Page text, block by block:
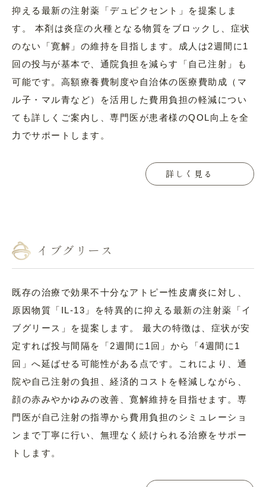
抑える最新の注射薬「デュピクセント」を提案しま
す。 本剤は炎症の火種となる物質をブロックし、症状
のない「寛解」の維持を目指します。成人は2週間に1
回の投与が基本で、通院負担を減らす「自己注射」も
可能です。高額療養費制度や自治体の医療費助成（マ
ル子・マル青など）を活用した費用負担の軽減につい
ても詳しくご案内し、専門医が患者様のQOL向上を全
力でサポートします。
詳しく見る
イブグリース
既存の治療で効果不十分なアトピー性皮膚炎に対し、
原因物質「IL-13」を特異的に抑える最新の注射薬「イ
ブグリース」を提案します。 最大の特徴は、症状が安
定すれば投与間隔を「2週間に1回」から「4週間に1
回」へ延ばせる可能性がある点です。これにより、通
院や自己注射の負担、経済的コストを軽減しながら、
顔の赤みやかゆみの改善、寛解維持を目指せます。専
門医が自己注射の指導から費用負担のシミュレーショ
ンまで丁寧に行い、無理なく続けられる治療をサポー
トします。